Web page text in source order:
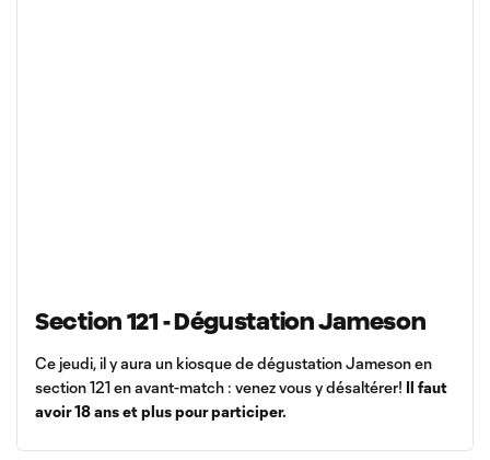
Section 121 - Dégustation Jameson
Ce jeudi, il y aura un kiosque de dégustation Jameson en
section 121 en avant-match : venez vous y désaltérer! Il faut
avoir 18 ans et plus pour participer.